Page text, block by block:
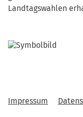
Landtagswahlen
Impressum